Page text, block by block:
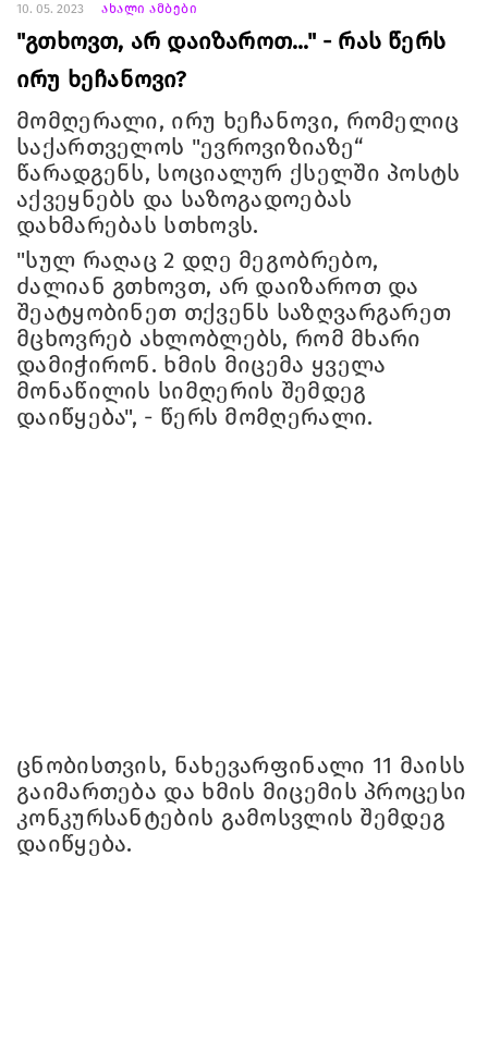
10. 05. 2023 ახალი ამბები
"გთხოვთ, არ დაიზაროთ..." - რას წერს
ირუ ხეჩანოვი?
მომღერალი, ირუ ხეჩანოვი, რომელიც
საქართველოს "ევროვიზიაზე“
წარადგენს, სოციალურ ქსელში პოსტს
აქვეყნებს და საზოგადოებას
დახმარებას სთხოვს.
"სულ რაღაც 2 დღე მეგობრებო,
ძალიან გთხოვთ, არ დაიზაროთ და
შეატყობინეთ თქვენს საზღვარგარეთ
მცხოვრებ ახლობლებს, რომ მხარი
დამიჭირონ. ხმის მიცემა ყველა
მონაწილის სიმღერის შემდეგ
დაიწყება", - წერს მომღერალი.
ცნობისთვის, ნახევარფინალი 11 მაისს
გაიმართება და ხმის მიცემის პროცესი
კონკურსანტების გამოსვლის შემდეგ
დაიწყება.